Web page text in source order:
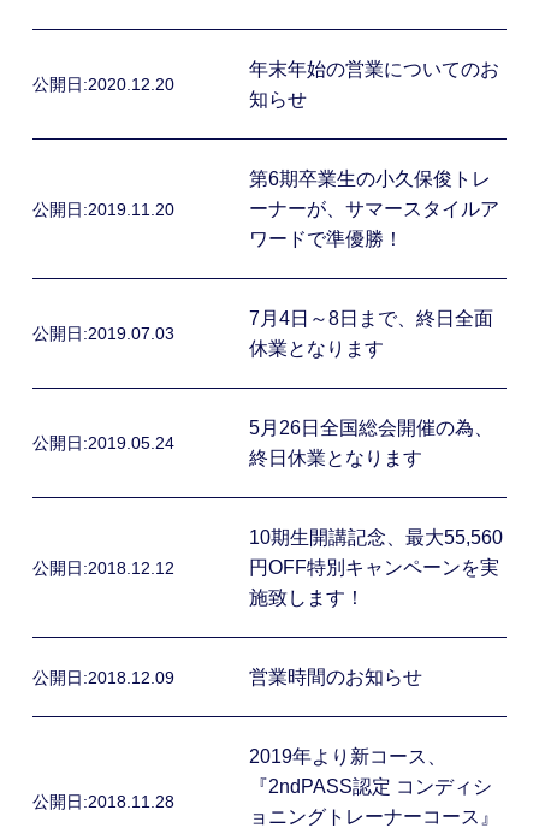
公開日:2020.12.20
年末年始の営業についてのお
知らせ
公開日:2019.11.20
第6期卒業生の小久保俊トレ
ーナーが、サマースタイルア
ワードで準優勝！
公開日:2019.07.03
7月4日～8日まで、終日全面
休業となります
公開日:2019.05.24
5月26日全国総会開催の為、
終日休業となります
公開日:2018.12.12
10期生開講記念、最大55,560
円OFF特別キャンペーンを実
施致します！
公開日:2018.12.09 営業時間のお知らせ
公開日:2018.11.28
2019年より新コース、
『2ndPASS認定 コンディシ
ョニングトレーナーコース』